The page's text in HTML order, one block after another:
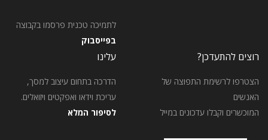
לתמיכה טכנית פרסמו בקבוצה
בפייסבוק
רוצים להתעדכן?
הצטרפו לרשימת התפוצה של
האנשים
המוכשרים וקבלו עדכונים במייל
עלינו
הדרכה בתחום עיצוב למסך,
עריכת וידאו ואפקטים ויזואלים.
לסיפור המלא